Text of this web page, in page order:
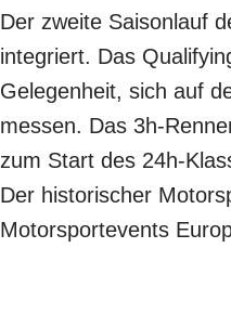
Der zweite Saisonlauf
integriert. Das
Gelegenheit, sich auf
messen. Das 3h-
zum Start des 24h-
Der historischer
Motorsportevents